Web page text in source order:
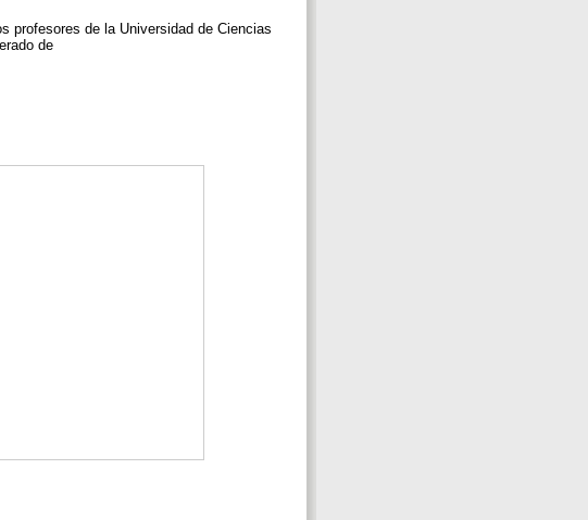
profesores de la Universidad de Ciencias
de